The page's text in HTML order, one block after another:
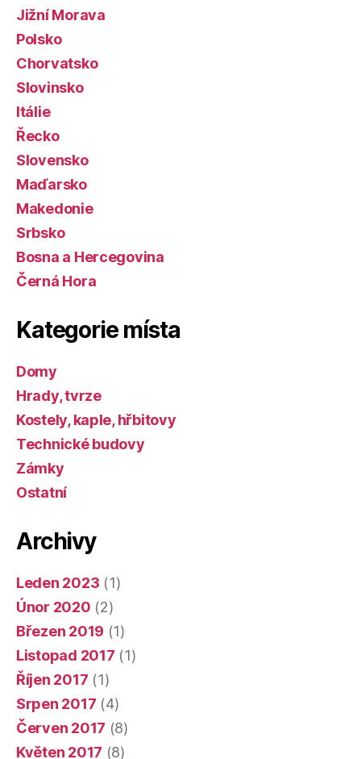
Jižní Morava
Polsko
Chorvatsko
Slovinsko
Itálie
Řecko
Slovensko
Maďarsko
Makedonie
Srbsko
Bosna a Hercegovina
Černá Hora
Kategorie místa
Domy
Hrady, tvrze
Kostely, kaple, hřbitovy
Technické budovy
Zámky
Ostatní
Archivy
Leden 2023 (1)
Únor 2020 (2)
Březen 2019 (1)
Listopad 2017 (1)
Říjen 2017 (1)
Srpen 2017 (4)
Červen 2017 (8)
Květen 2017 (8)